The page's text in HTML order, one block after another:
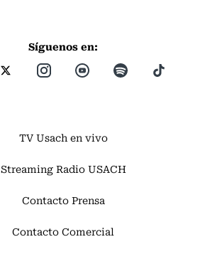
Síguenos en:
TV Usach en vivo
Streaming Radio USACH
Contacto Prensa
Contacto Comercial